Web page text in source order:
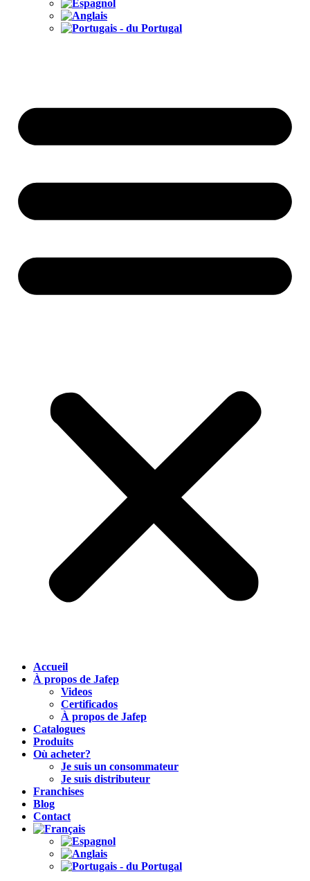
Accueil
À propos de Jafep
Videos
Certificados
À propos de Jafep
Catalogues
Produits
Où acheter?
Je suis un consommateur
Je suis distributeur
Franchises
Blog
Contact